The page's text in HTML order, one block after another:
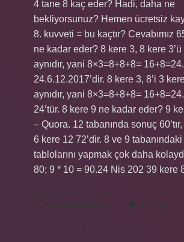
4 tane 8 kaç eder? Hadi, daha ne
bekliyorsunuz? Hemen ücretsiz
8. kuvveti = bu kaçtır? Cevabımız
ne kadar eder? 8 kere 3, 8 kere
aynıdır, yani 8×3=8+8+8=
24.6.12.2017’dir. 8 kere 3, 8’i 3
aynıdır, yani 8×3=8+8+8=
24’tür. 8 kere 9 ne kadar eder? 9
– Quora. 12 tabanında sonuç
6 kere 12 72’dir. 8 ve 9 tabanındaki
tablolarını yapmak çok daha
80; 9 * 10 = 90.24 Nis 202 39 kere
Devamını okuyun
Kere
2 Yorum